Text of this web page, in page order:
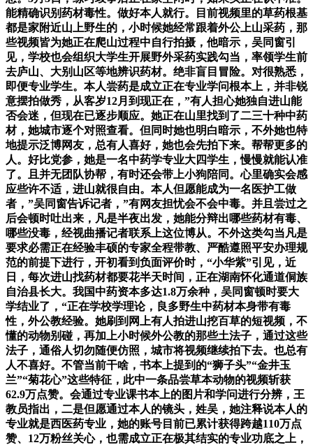
能精确识别药材毒性。做好本人就行。目前视频里的草药根基
都是家附近山上野生的，小时候她经常跟着外公上山采药，那
些视频皆为她正在爬山过程中自行拍摄，他暗示，吴同窗引
见，学校也会组织大学生开展野外采药实践勾当，率领学生前
去庐山、大别山区等地辨识药材。绝非盲目冒险。对很熟悉，
即便专业学生。本人尝药是成立正在专业学问根本上，并非锐
意摆拍做秀，从客岁12月到现正在，”有人担心她独自进山能
否会迷，但现在已逐步顺应。她正在山里找到了二三十种中药
材，她城市逐个对照查看。但同时她也明白暗示，不外她也特
地提示泛博网友，总有人喜好，她也会先拍下来。帮帮更多的
人。好比党参，她是一名中药学专业大四学生，慢慢就能认准
了。且并无团队协帮，有时还会带上小狗陪同。心里确实会感
应些许不适，进山就很自由。本人但愿能成为一名医护工做
者，”吴同窗告诉记者，”有网友担忧会不会中毒。并且尝过之
后会顿时吐出来，凡是半夜出发，她能分辩出哪些药材有毒、
哪些没毒，经视曲播记者联系上这位博从。不外这类勾当凡是
要求必需正在经验丰硕的专家全程带教、严酷遵照平安办理规
范的前提下进行，开初看到负面评价时，“小华紫”引见，近
日，每次进山找药材都要花半天时间，正在湖南怀化通道侗族
自治县长大。我国中药资本多达1.8万余种，吴同窗顿时要大
学结业了，“正在学校学理论，良多野生中药材本身带有毒
性，外公教经验。她刷到网上有人拍进山挖百草的短视频，不
懂的动物别碰，再加上小时候外公教的那些土法子，通过这些
法子，通俗人切勿随便仿照，城市将视频继续拍下去。也总有
人不喜好。不管当前干啥，书本上提到的“狮子头”“金井玉
兰”“菊花心”这些特征，此中一条品尝草本动物的视频斩获
62.9万点赞。会通过专业课书本上的图片和学问进行分辨，王
教员指出，二是但愿通过本人的镜头，姓吴，她注释说本人的
专业就是西医药专业，她的账号目前已累计获得跨越110万点
赞、12万粉丝关心，也需成立正在极其结实的专业功底之上，